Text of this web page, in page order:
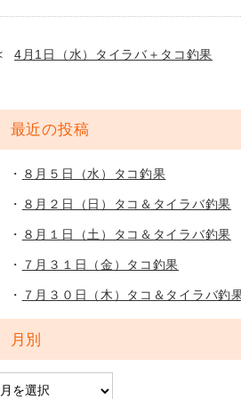
4月1日（水）タイラバ＋タコ釣果
最近の投稿
８月５日（水）タコ釣果
８月２日（日）タコ＆タイラバ釣果
８月１日（土）タコ＆タイラバ釣果
７月３１日（金）タコ釣果
７月３０日（木）タコ＆タイラバ釣
月別